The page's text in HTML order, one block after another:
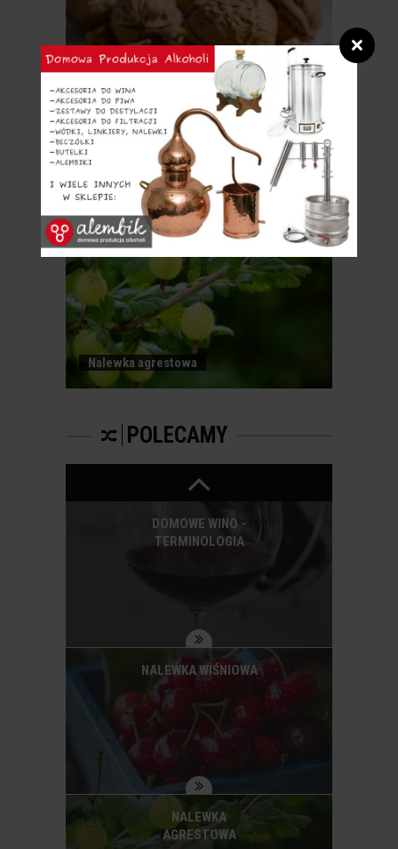
Nalewka kawowo-pomaranczowa
Nalewka agrestowa
POLECAMY
NALEWKA
AGRESTOWA
NALEWKA KAWOWO-
POMARANCZOWA
KILKA PROSTYCH
WSPANIAŁEGO CYDRU
W DOMU
DOMOWE WINO -
TERMINOLOGIA
NALEWKA WIŚNIOWA
NALEWKA
AGRESTOWA
❌